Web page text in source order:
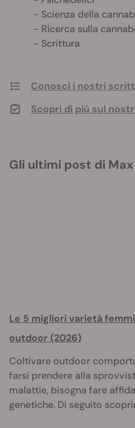
Scienza della
Ricerca sulla
Scrittura
Conosci i nostri
Scopri di più sul
Gli ultimi post di Max
Le 5 migliori varietà
outdoor (2026)
Coltivare outdoor
farsi prendere alla
malattie, bisogna fare
genetiche. Di seguito